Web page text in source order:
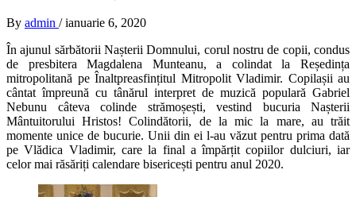
By admin / ianuarie 6, 2020
În ajunul sărbătorii Nașterii Domnului, corul nostru de copii, condus
de presbitera Magdalena Munteanu, a colindat la Reședința
mitropolitană pe Înaltpreasfințitul Mitropolit Vladimir. Copilașii au
cântat împreună cu tânărul interpret de muzică populară Gabriel
Nebunu câteva colinde strămoșești, vestind bucuria Nașterii
Mântuitorului Hristos! Colindătorii, de la mic la mare, au trăit
momente unice de bucurie. Unii din ei l-au văzut pentru prima dată
pe Vlădica Vladimir, care la final a împărțit copiilor dulciuri, iar
celor mai răsăriți calendare bisericești pentru anul 2020.